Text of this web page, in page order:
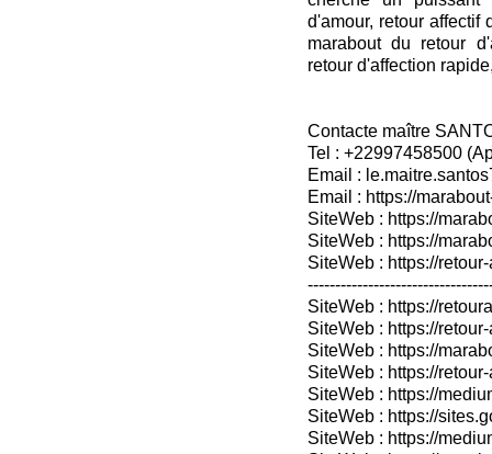
d'amour, retour affectif
marabout du retour
retour d'affection
Contacte maître
Tel : +22997458500
Email :
Email : https://
SiteWeb : https://
SiteWeb : https://
SiteWeb : https://
SiteWeb : https://
SiteWeb : https://
SiteWeb : https://
SiteWeb : https://
SiteWeb : https://
SiteWeb : https://
SiteWeb : https://